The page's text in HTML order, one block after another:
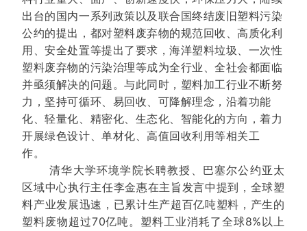
出台的国内一系列政策以及联合国终结废旧塑料污染
公约的提出，都对塑料废弃物的规范回收、高质化利
用、安全处置等提出了要求，海洋塑料垃圾、一次性
塑料废弃物的污染治理等成为全行业、全社会都面临
并亟须解决的问题。与此同时，塑料加工行业不断努
力，坚持可循环、易回收、可降解理念，沿着功能
化、轻量化、精密化、生态化、智能化的方向，着力
开展绿色设计、单材化、高值回收利用等相关工
作。
清华大学环境学院长聘教授、巴塞尔公约亚太
区域中心执行主任李金惠在主旨发言中提到，全球塑
料产业发展迅速，已累计生产超百亿吨塑料，产生的
塑料废物超过70亿吨。塑料工业消耗了全球8%以上